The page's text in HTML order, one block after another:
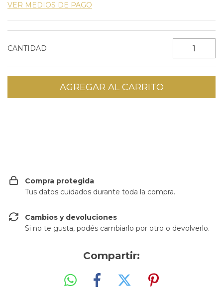
VER MEDIOS DE PAGO
CANTIDAD
Compra protegida
Tus datos cuidados durante toda la compra.
Cambios y devoluciones
Si no te gusta, podés cambiarlo por otro o devolverlo.
Compartir: